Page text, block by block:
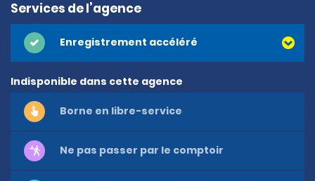
Services de l’agence
Enregistrement accéléré
Indisponible dans cette agence
Borne en libre-service
Ne pas passer par le comptoir